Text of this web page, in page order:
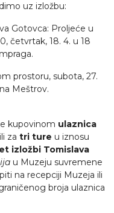
uz izložbu:
Gotovca: Proljeće u
četvrtak, 18. 4. u 18
prostoru, subota, 27.
Meštrov.
kupovinom ulaznica
ili za tri ture u iznosu
izložbi Tomislava
u Muzeju suvremene
na recepciji Muzeja ili
broja ulaznica